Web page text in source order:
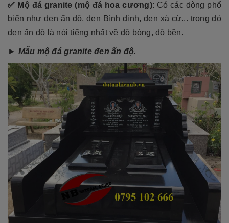
✅ Mộ đá granite (mộ đá hoa cương): Có các dòng phổ
biến như đen ấn độ, đen Bình định, đen xà cừ... trong đó
đen ấn độ là nỏi tiếng nhất về độ bóng, độ bền.
► Mẫu mộ đá granite đen ấn độ.